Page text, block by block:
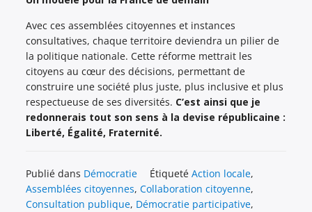
Avec ces assemblées citoyennes et instances
consultatives, chaque territoire deviendra un pilier de
la politique nationale. Cette réforme mettrait les
citoyens au cœur des décisions, permettant de
construire une société plus juste, plus inclusive et plus
respectueuse de ses diversités. C’est ainsi que je
redonnerais tout son sens à la devise républicaine :
Liberté, Égalité, Fraternité.
Publié dans Démocratie ÉtiquetéAction locale,
Assemblées citoyennes,Collaboration citoyenne,
Consultation publique, Démocratie participative,